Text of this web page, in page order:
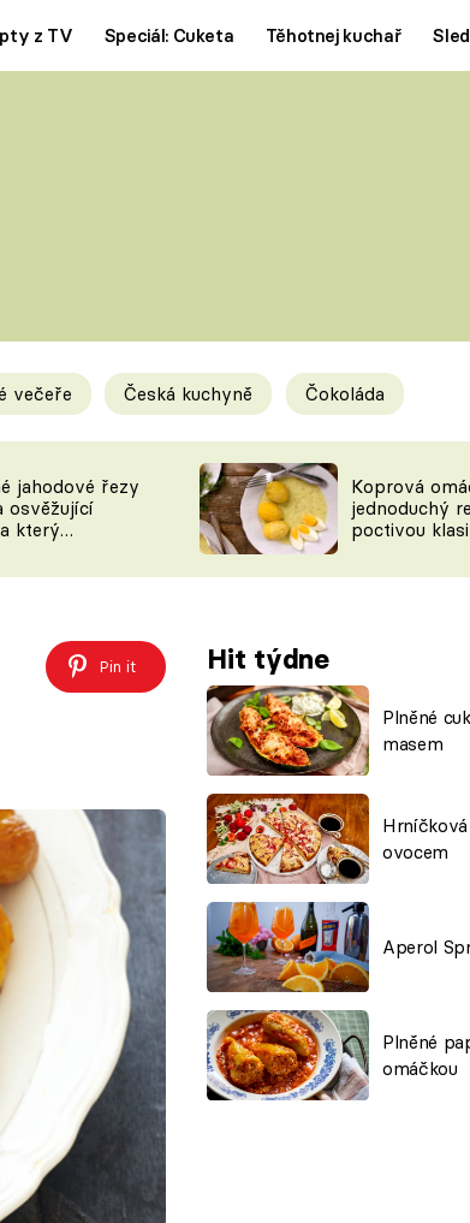
z TV Speciál: Cuketa Těhotnej kuchař
Novinky
ŠÉFREDAKTORKY
ČASOPIS
večeře Česká kuchyně Čokoláda
jahodové řezy
osvěžující
který
Koprová
jednoduchý
poctivou
Pin it Hit týdne
Plněné
masem
ovocem
Aperol
Plněné
omáčkou